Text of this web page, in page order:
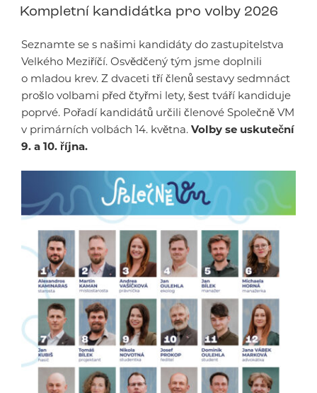
Kompletní kandidátka pro volby 2026
Seznamte se s našimi kandidáty do zastupitelstva
Velkého Meziříčí. Osvědčený tým jsme doplnili
o mladou krev. Z dvaceti tří členů sestavy sedmnáct
prošlo volbami před čtyřmi lety, šest tváří kandiduje
poprvé. Pořadí kandidátů určili členové Společně VM
v primárních volbách 14. května. Volby se uskuteční
9. a 10. října.